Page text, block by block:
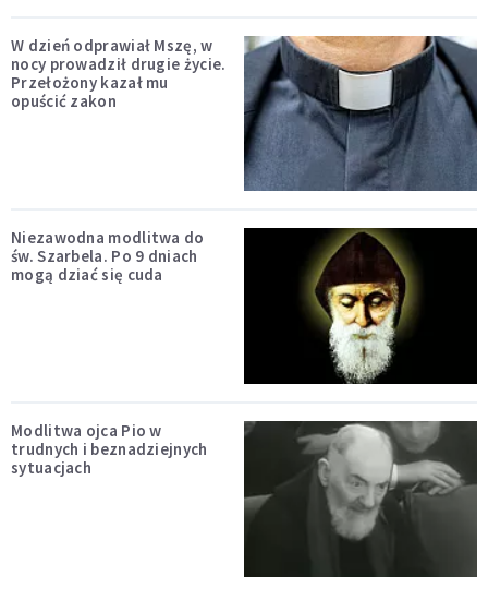
W dzień odprawiał Mszę, w
nocy prowadził drugie życie.
Przełożony kazał mu
opuścić zakon
Niezawodna modlitwa do
św. Szarbela. Po 9 dniach
mogą dziać się cuda
Modlitwa ojca Pio w
trudnych i beznadziejnych
sytuacjach